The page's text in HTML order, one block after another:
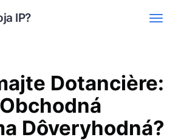
IP?
Dotancière:
Dôveryhodná?